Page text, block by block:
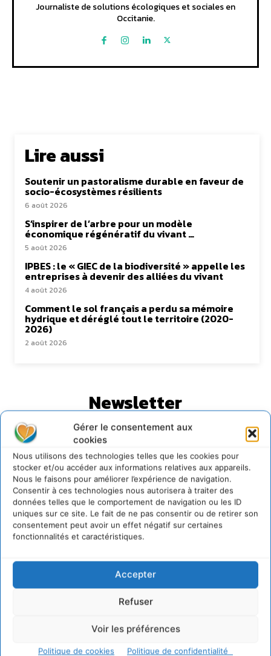
Gérer le consentement aux
cookies
Nous utilisons des technologies telles que les cookies pour
stocker et/ou accéder aux informations relatives aux appareils.
Nous le faisons pour améliorer l’expérience de navigation.
Consentir à ces technologies nous autorisera à traiter des
données telles que le comportement de navigation ou les ID
uniques sur ce site. Le fait de ne pas consentir ou de retirer son
consentement peut avoir un effet négatif sur certaines
fonctionnalités et caractéristiques.
Accepter
Refuser
Voir les préférences
Politique de cookies Politique de confidentialité
Journaliste de solutions écologiques et sociales en
Occitanie.
Lire aussi
Soutenir un pastoralisme durable en faveur de
socio-écosystèmes résilients
6 août 2026
S’inspirer de l’arbre pour un modèle
économique régénératif du vivant …
5 août 2026
IPBES : le « GIEC de la biodiversité » appelle les
entreprises à devenir des alliées du vivant
4 août 2026
Comment le sol français a perdu sa mémoire
hydrique et déréglé tout le territoire (2020-
2026)
2 août 2026
Newsletter
JE M'ABONNE